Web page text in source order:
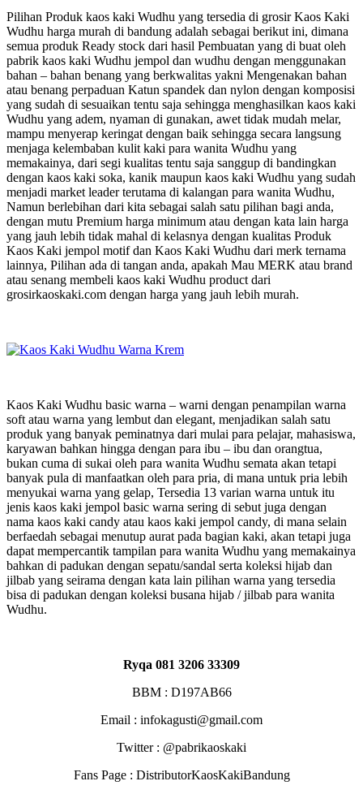
Pilihan Produk kaos kaki Wudhu yang tersedia di grosir Kaos Kaki
Wudhu harga murah di bandung adalah sebagai berikut ini, dimana
semua produk Ready stock dari hasil Pembuatan yang di buat oleh
pabrik kaos kaki Wudhu jempol dan wudhu dengan menggunakan
bahan – bahan benang yang berkwalitas yakni Mengenakan bahan
atau benang perpaduan Katun spandek dan nylon dengan komposisi
yang sudah di sesuaikan tentu saja sehingga menghasilkan kaos kaki
Wudhu yang adem, nyaman di gunakan, awet tidak mudah melar,
mampu menyerap keringat dengan baik sehingga secara langsung
menjaga kelembaban kulit kaki para wanita Wudhu yang
memakainya, dari segi kualitas tentu saja sanggup di bandingkan
dengan kaos kaki soka, kanik maupun kaos kaki Wudhu yang sudah
menjadi market leader terutama di kalangan para wanita Wudhu,
Namun berlebihan dari kita sebagai salah satu pilihan bagi anda,
dengan mutu Premium harga minimum atau dengan kata lain harga
yang jauh lebih tidak mahal di kelasnya dengan kualitas Produk
Kaos Kaki jempol motif dan Kaos Kaki Wudhu dari merk ternama
lainnya, Pilihan ada di tangan anda, apakah Mau MERK atau brand
atau senang membeli kaos kaki Wudhu product dari
grosirkaoskaki.com dengan harga yang jauh lebih murah.
Kaos Kaki Wudhu basic warna – warni dengan penampilan warna
soft atau warna yang lembut dan elegant, menjadikan salah satu
produk yang banyak peminatnya dari mulai para pelajar, mahasiswa,
karyawan bahkan hingga dengan para ibu – ibu dan orangtua,
bukan cuma di sukai oleh para wanita Wudhu semata akan tetapi
banyak pula di manfaatkan oleh para pria, di mana untuk pria lebih
menyukai warna yang gelap, Tersedia 13 varian warna untuk itu
jenis kaos kaki jempol basic warna sering di sebut juga dengan
nama kaos kaki candy atau kaos kaki jempol candy, di mana selain
berfaedah sebagai menutup aurat pada bagian kaki, akan tetapi juga
dapat mempercantik tampilan para wanita Wudhu yang memakainya
bahkan di padukan dengan sepatu/sandal serta koleksi hijab dan
jilbab yang seirama dengan kata lain pilihan warna yang tersedia
bisa di padukan dengan koleksi busana hijab / jilbab para wanita
Wudhu.
Ryqa 081 3206 33309
BBM : D197AB66
Email : infokagusti@gmail.com
Twitter : @pabrikaoskaki
Fans Page : DistributorKaosKakiBandung